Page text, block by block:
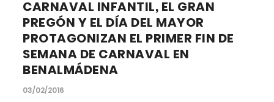
CARNAVAL INFANTIL, EL GRAN
PREGÓN Y EL DÍA DEL MAYOR
PROTAGONIZAN EL PRIMER FIN DE
SEMANA DE CARNAVAL EN
BENALMÁDENA
03/02/2016